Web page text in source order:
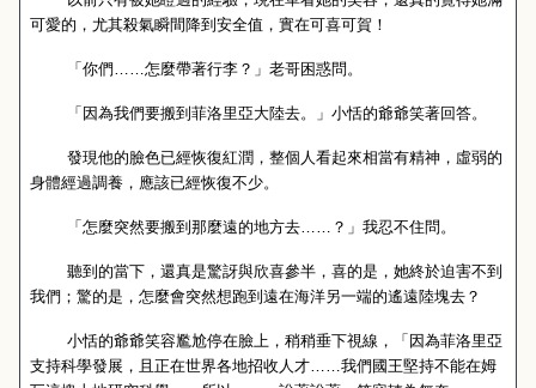
可愛的，尤其殺氣瞬間降到安全值，實在可喜可賀！
「你們……怎麼帶著行李？」老哥困惑問。
「因為我們要搬到菲洛里亞大陸去。」小恬的爺爺笑著回答。
發現他的臉色已經恢復紅潤，整個人看起來相當有精神，虛弱的
身體經過調養，應該已經恢復不少。
「怎麼突然要搬到那麼遠的地方去……？」我忍不住問。
聽到的當下，還真是驚訝與欣喜參半，喜的是，她終於迫害不到
我們；驚的是，怎麼會突然想跑到遠在海洋另一端的遙遠陸塊去？
小恬的爺爺笑容尷尬停在臉上，稍稍垂下視線，「因為菲洛里亞
支持科學發展，且正在世界各地招收人才……我們國王堅持不能在姆